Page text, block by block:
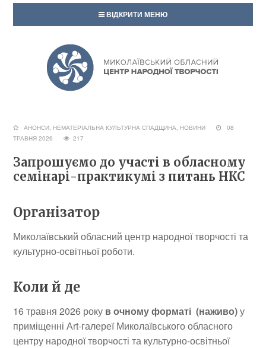
ВІДКРИТИ МЕНЮ
АНОНСИ, НЕМАТЕРІАЛЬНА КУЛЬТУРНА СПАДЩИНА, НОВИНИ
08
ТРАВНЯ 2026
217
Запрошуємо до участі в обласному
семінарі-практикумі з питань НКС
Організатор
Миколаївський обласний центр народної творчості та
культурно-освітньої роботи.
Коли й де
16 травня 2026 року в очному форматі (наживо)у
приміщенні Аrt-галереї Миколаївського обласного
центру народної творчості та культурно-освітньої